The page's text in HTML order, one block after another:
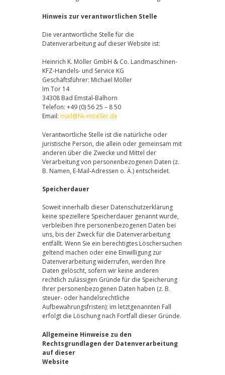
Hinweis zur verantwortlichen Stelle
Die verantwortliche Stelle für die
Datenverarbeitung auf dieser Website ist:
Heinrich K. Möller GmbH & Co. Landmaschinen-
KFZ-Handels- und Service KG
Geschäftsführer: Michael Möller
Im Tor 14
34308 Bad Emstal-Balhorn
Telefon: +49 (0) 56 25 – 8 50
Email: mail@hk-moeller.de
Verantwortliche Stelle ist die natürliche oder
juristische Person, die allein oder gemeinsam mit
anderen über die Zwecke und Mittel der
Verarbeitung von personenbezogenen Daten (z.
B. Namen, E-Mail-Adressen o. Ä.) entscheidet.
Speicherdauer
Soweit innerhalb dieser Datenschutzerklärung
keine speziellere Speicherdauer genannt wurde,
verbleiben Ihre personenbezogenen Daten bei
uns, bis der Zweck für die Datenverarbeitung
entfällt. Wenn Sie ein berechtigtes Löschersuchen
geltend machen oder eine Einwilligung zur
Datenverarbeitung widerrufen, werden Ihre
Daten gelöscht, sofern wir keine anderen
rechtlich zulässigen Gründe für die Speicherung
Ihrer personenbezogenen Daten haben (z. B.
steuer- oder handelsrechtliche
Aufbewahrungsfristen); im letztgenannten Fall
erfolgt die Löschung nach Fortfall dieser Gründe.
Allgemeine Hinweise zu den
Rechtsgrundlagen der Datenverarbeitung
auf dieser
Website